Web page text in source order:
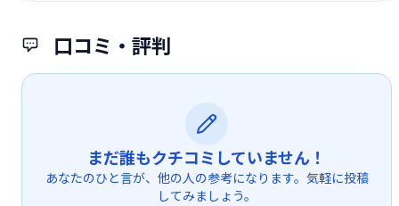
口コミ・評判
まだ誰もクチコミしていません！
あなたのひと言が、他の人の参考になります。気軽に投稿
してみましょう。